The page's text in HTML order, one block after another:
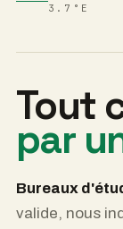
3.7°E
Tout
par
Bureaux
valide, nous